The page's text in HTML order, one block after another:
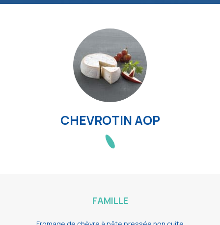
CHEVROTIN AOP
FAMILLE